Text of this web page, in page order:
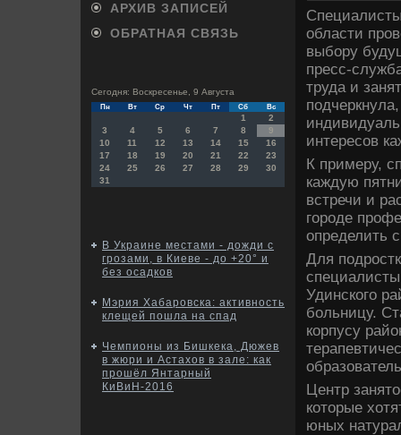
АРХИВ ЗАПИСЕЙ
ОБРАТНАЯ СВЯЗЬ
Сегодня: Воскресенье, 9 Августа
Пн Вт Ср Чт Пт Сб Вс
1
2
3
4 5 6 7 8
9
10
11 12 13 14 15
16
17
18 19 20 21 22
23
24
25 26 27 28 29
30
31
В Украине местами - дожди с
грозами, в Киеве - до +20° и
без осадков
Мэрия Хабаровска: активность
клещей пошла на спад
Чемпионы из Бишкека, Дюжев
в жюри и Астахов в зале: как
прошёл Янтарный
КиВиН-2016
области
выбору
пресс-
труда и
интересов
К примеру,
каждую
встречи и
городе
определить
Для
специалисты
Удинского
больницу.
корпусу
Центр
котοрые
юных